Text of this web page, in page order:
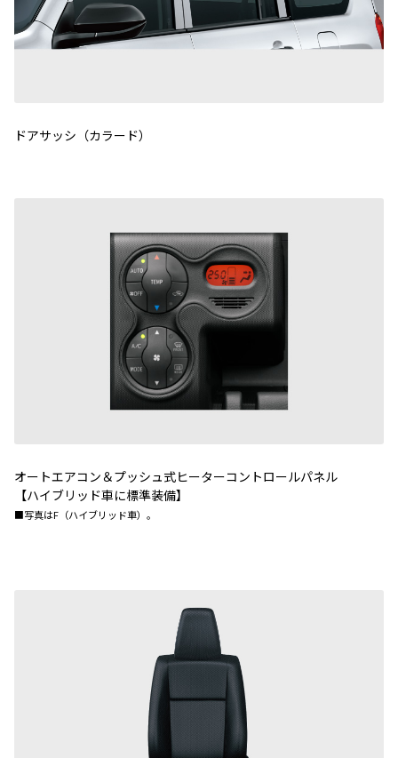
ドアサッシ（カラード）
オートエアコン＆プッシュ式ヒーターコントロールパネル
【ハイブリッド車に標準装備】
■写真はF（ハイブリッド車）。